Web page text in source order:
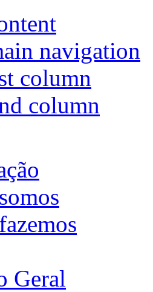
navigation
column
column
Geral